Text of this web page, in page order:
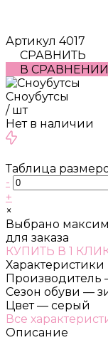
Артикул 4017
СРАВНИТЬ
В СРАВНЕНИИ
Сноубутсы
/ шт
Нет в наличии
Таблица
-
+
×
Выбрано
для заказа
КУПИТЬ В 1
Характеристики
Производитель
Сезон обуви —
Цвет — серый
Все
Описание